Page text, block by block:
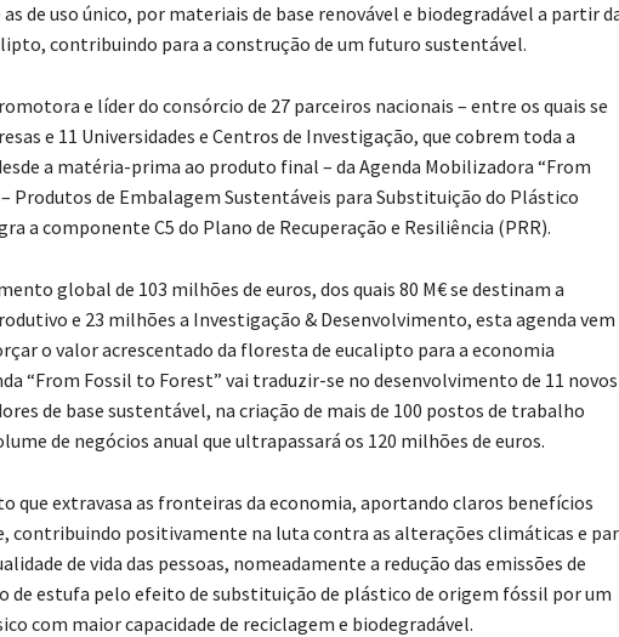
de uso único, por materiais de base renovável e biodegradável a partir
contribuindo para a construção de um futuro sustentável.
e líder do consórcio de 27 parceiros nacionais – entre os quais se
e 11 Universidades e Centros de Investigação, que cobrem toda a
a matéria-prima ao produto final – da Agenda Mobilizadora “From
Produtos de Embalagem Sustentáveis para Substituição do Plástico
a componente C5 do Plano de Recuperação e Resiliência (PRR).
global de 103 milhões de euros, dos quais 80 M€ se destinam a
e 23 milhões a Investigação & Desenvolvimento, esta agenda vem
o valor acrescentado da floresta de eucalipto para a economia
“From Fossil to Forest” vai traduzir-se no desenvolvimento de 11 novos
de base sustentável, na criação de mais de 100 postos de trabalho
de negócios anual que ultrapassará os 120 milhões de euros.
que extravasa as fronteiras da economia, aportando claros benefícios
contribuindo positivamente na luta contra as alterações climáticas e
de vida das pessoas, nomeadamente a redução das emissões de
de estufa pelo efeito de substituição de plástico de origem fóssil por um
com maior capacidade de reciclagem e biodegradável.